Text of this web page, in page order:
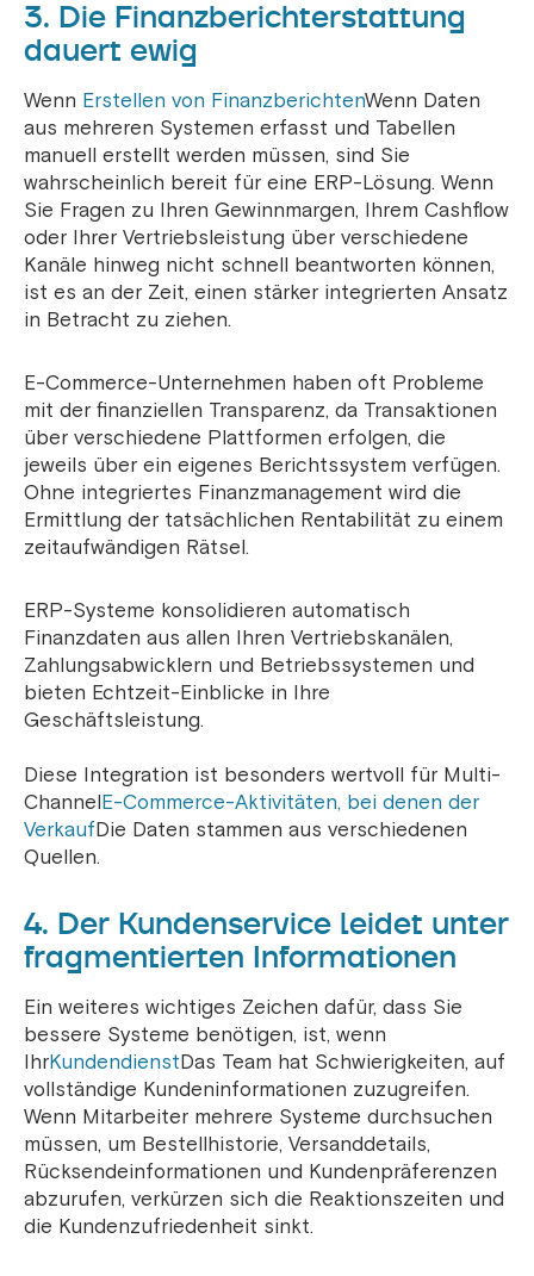
3. Die Finanzberichterstattung
dauert ewig
Wenn Erstellen von FinanzberichtenWenn Daten
aus mehreren Systemen erfasst und Tabellen
manuell erstellt werden müssen, sind Sie
wahrscheinlich bereit für eine ERP-Lösung. Wenn
Sie Fragen zu Ihren Gewinnmargen, Ihrem Cashflow
oder Ihrer Vertriebsleistung über verschiedene
Kanäle hinweg nicht schnell beantworten können,
ist es an der Zeit, einen stärker integrierten Ansatz
in Betracht zu ziehen.
E-Commerce-Unternehmen haben oft Probleme
mit der finanziellen Transparenz, da Transaktionen
über verschiedene Plattformen erfolgen, die
jeweils über ein eigenes Berichtssystem verfügen.
Ohne integriertes Finanzmanagement wird die
Ermittlung der tatsächlichen Rentabilität zu einem
zeitaufwändigen Rätsel.
ERP-Systeme konsolidieren automatisch
Finanzdaten aus allen Ihren Vertriebskanälen,
Zahlungsabwicklern und Betriebssystemen und
bieten Echtzeit-Einblicke in Ihre
Geschäftsleistung.
Diese Integration ist besonders wertvoll für Multi-
ChannelE-Commerce-Aktivitäten, bei denen der
VerkaufDie Daten stammen aus verschiedenen
Quellen.
4. Der Kundenservice leidet unter
fragmentierten Informationen
Ein weiteres wichtiges Zeichen dafür, dass Sie
bessere Systeme benötigen, ist, wenn
IhrKundendienstDas Team hat Schwierigkeiten, auf
vollständige Kundeninformationen zuzugreifen.
Wenn Mitarbeiter mehrere Systeme durchsuchen
müssen, um Bestellhistorie, Versanddetails,
Rücksendeinformationen und Kundenpräferenzen
abzurufen, verkürzen sich die Reaktionszeiten und
die Kundenzufriedenheit sinkt.